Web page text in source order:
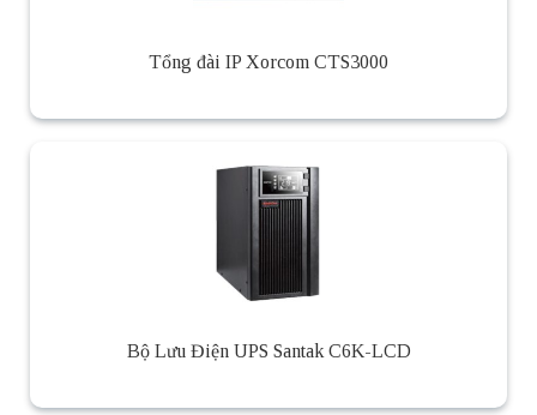
Tổng đài IP Xorcom CTS3000
Bộ Lưu Điện UPS Santak C6K-LCD